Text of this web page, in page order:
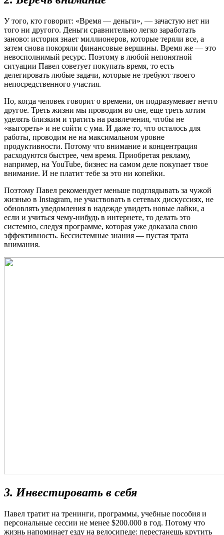
У того, кто говорит: «Время — деньги», — зачастую нет ни
того ни другого. Деньги сравнительно легко заработать
заново: история знает миллионеров, которые теряли все, а
затем снова покоряли финансовые вершины. Время же — это
невосполнимый ресурс. Поэтому в любой непонятной
ситуации Павел советует покупать время, то есть
делегировать любые задачи, которые не требуют твоего
непосредственного участия.
Но, когда человек говорит о времени, он подразумевает нечто
другое. Треть жизни мы проводим во сне, еще треть хотим
уделять близким и тратить на развлечения, чтобы не
«выгореть» и не сойти с ума. И даже то, что осталось для
работы, проводим не на максимальном уровне
продуктивности. Потому что внимание и концентрация
расходуются быстрее, чем время. Приобретая рекламу,
например, на YouTube, бизнес на самом деле покупает твое
внимание. И не платит тебе за это ни копейки.
Поэтому Павел рекомендует меньше подглядывать за чужой
жизнью в Instagram, не участвовать в сетевых дискуссиях, не
обновлять уведомления в надежде увидеть новые лайки, а
если и учиться чему-нибудь в интернете, то делать это
системно, следуя программе, которая уже доказала свою
эффективность. Бессистемные знания — пустая трата
внимания.
3. Инвестировать в себя
Павел тратит на тренинги, программы, учебные пособия и
персональные сессии не менее $200.000 в год. Потому что
жизнь напоминает езду на велосипеде: перестанешь крутить